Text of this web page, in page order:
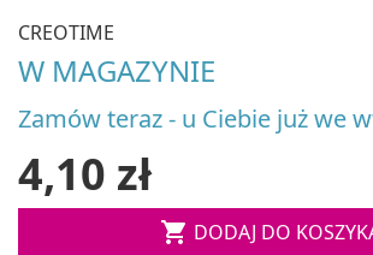
CREOTIME
W MAGAZYNIE
Zamów teraz - u Ciebie już we
4,10 zł
 DODAJ DO